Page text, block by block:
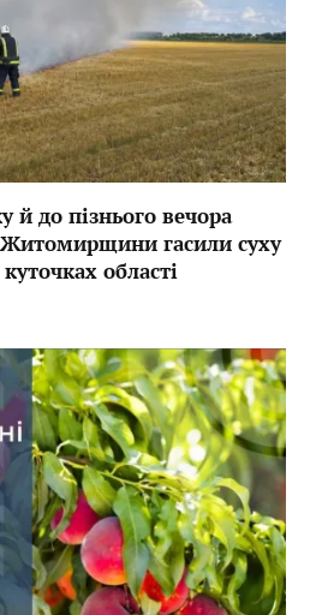
й до пізнього вечора
гасили суху
області